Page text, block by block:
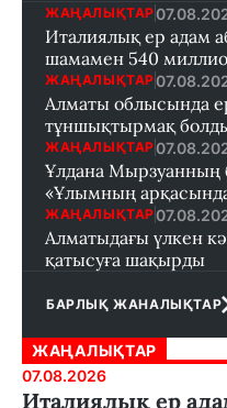
ЖАҢАЛЫҚТАР
Италиялық ер адам
шамамен 540
ЖАҢАЛЫҚТАР
Алматы облысында
тұншықтырмақ
ЖАҢАЛЫҚТАР
Ұлдана Мырзуанның
«Ұлымның арқасында
ЖАҢАЛЫҚТАР
Алматыдағы үлкен
қатысуға шақырды
БАРЛЫҚ ЖАНАЛЫҚТАР
ЖАҢАЛЫҚТАР
07.08.2026
Италиялық ер